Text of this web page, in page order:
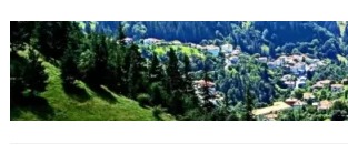
БЪЛГАРИЯ
Полицията алармира за
фалшиви лечители и